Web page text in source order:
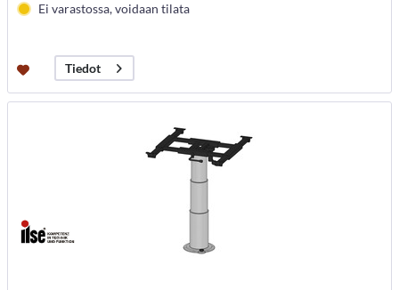
Ei varastossa, voidaan tilata
Tiedot